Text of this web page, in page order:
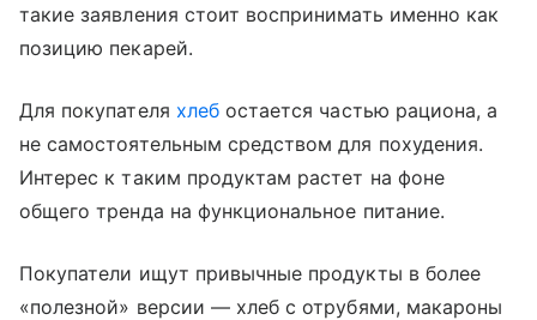
такие заявления стоит воспринимать именно как
позицию пекарей.
Для покупателя хлебостается частью рациона, а
не самостоятельным средством для похудения.
Интерес к таким продуктам растет на фоне
общего тренда на функциональное питание.
Покупатели ищут привычные продукты в более
«полезной» версии — хлеб с отрубями, макароны